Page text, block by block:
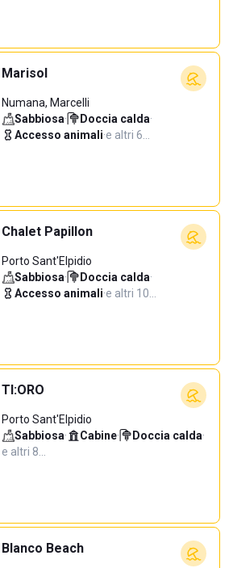
Marisol
Numana, Marcelli
Sabbiosa· Doccia calda·
Accesso animali·e altri 6…
Chalet Papillon
Porto Sant'Elpidio
Sabbiosa· Doccia calda·
Accesso animali·e altri 10…
TI:ORO
Porto Sant'Elpidio
Sabbiosa· Cabine· Doccia calda·
e altri 8…
Blanco Beach